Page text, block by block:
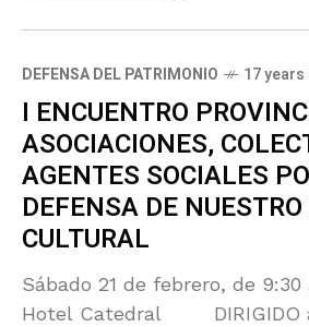
DEFENSA DEL PATRIMONIO 17 years
I ENCUENTRO
ASOCIACIONES,
AGENTES SOCIALES
DEFENSA DE
CULTURAL
Sábado 21 de febrero, de
Hotel Catedral DIRIGIDO